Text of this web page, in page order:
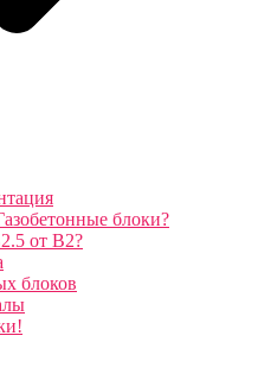
блоки?
от B2?
блоков